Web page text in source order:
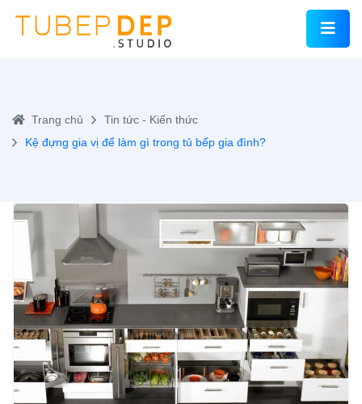
Trang chủ
Tin tức - Kiến thức
Kệ đựng gia vị để làm gì trong tủ bếp gia đình?